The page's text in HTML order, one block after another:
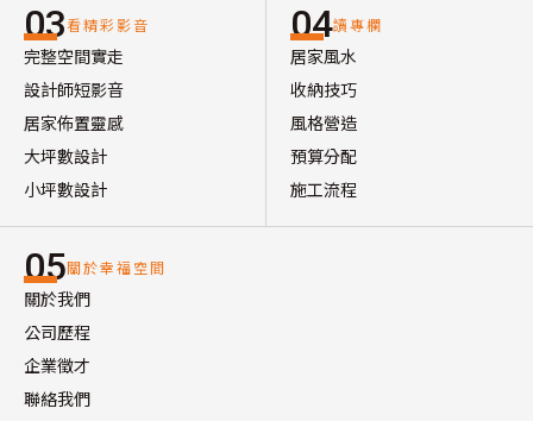
03看精彩影音
完整空間實走
設計師短影音
居家佈置靈感
大坪數設計
小坪數設計
04讀專欄
居家風水
收納技巧
風格營造
預算分配
施工流程
05關於幸福空間
關於我們
公司歷程
企業徵才
聯絡我們